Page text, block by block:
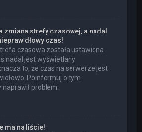
zmiana strefy czasowej, a nadal
czas!
czasowa została ustawiona
nadal jest wyświetlany
to, że czas na serwerze jest
Poinformuj o tym
problem.
ma na liście!